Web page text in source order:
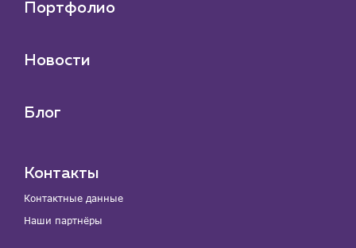
Портфолио
Новости
Блог
Контакты
Контактные данные
Наши партнёры